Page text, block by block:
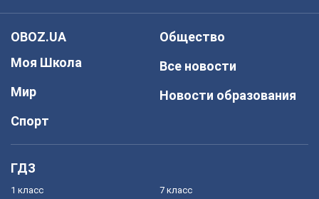
OBOZ.UA
Моя Школа
Мир
Спорт
Общество
Все новости
Новости образования
ГДЗ
1 класс 7 класс